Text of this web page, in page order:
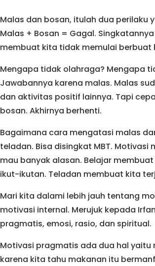
Malas dan bosan, itulah dua perilaku
Malas + Bosan = Gagal.
membuat kita tidak memulai berbuat
Mengapa tidak olahraga? Mengapa
Jawabannya karena malas. Malas
dan aktivitas positif lainnya. Tapi
bosan. Akhirnya berhenti.
Bagaimana cara mengatasi malas
teladan. Bisa disingkat MBT.
mau banyak alasan. Belajar
ikut-ikutan. Teladan membuat kita
Mari kita dalami lebih jauh tentang
motivasi internal. Merujuk kepada
pragmatis, emosi, rasio, dan spiritual.
Motivasi pragmatis ada dua hal
karena kita tahu makanan itu